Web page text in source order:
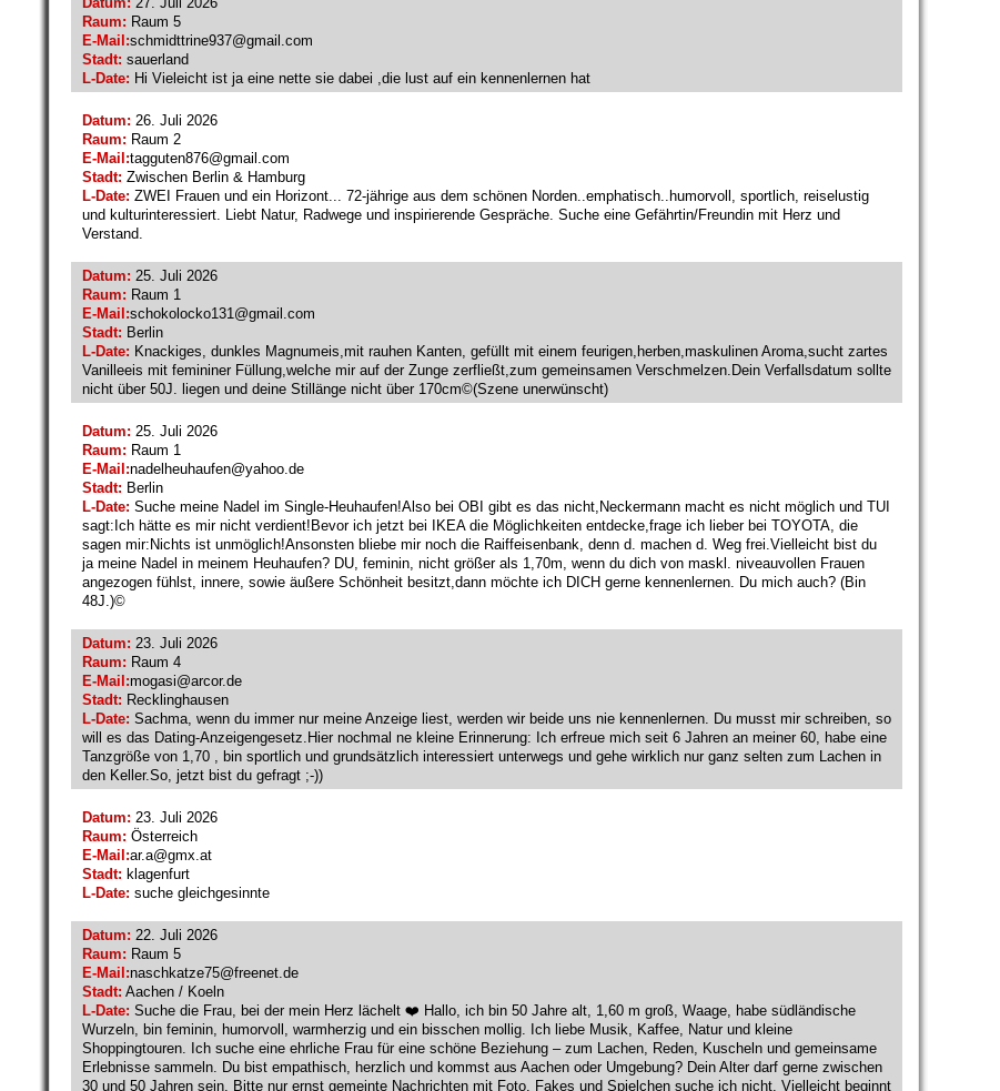
Raum: Raum 5
E-Mail:schmidttrine937@gmail.com
Stadt: sauerland
L-Date: Hi Vieleicht ist ja eine nette sie dabei ,die lust auf ein kennenlernen hat
Datum: 26. Juli 2026
Raum: Raum 2
E-Mail:tagguten876@gmail.com
Stadt: Zwischen Berlin & Hamburg
L-Date: ZWEI Frauen und ein Horizont... 72-jährige aus dem schönen Norden..emphatisch..humorvoll, sportlich, reiselustig
und kulturinteressiert. Liebt Natur, Radwege und inspirierende Gespräche. Suche eine Gefährtin/Freundin mit Herz und
Verstand.
Datum: 25. Juli 2026
Raum: Raum 1
E-Mail:schokolocko131@gmail.com
Stadt: Berlin
L-Date: Knackiges, dunkles Magnumeis,mit rauhen Kanten, gefüllt mit einem feurigen,herben,maskulinen Aroma,sucht zartes
Vanilleeis mit femininer Füllung,welche mir auf der Zunge zerfließt,zum gemeinsamen Verschmelzen.Dein Verfallsdatum sollte
nicht über 50J. liegen und deine Stillänge nicht über 170cm©(Szene unerwünscht)
Datum: 25. Juli 2026
Raum: Raum 1
E-Mail:nadelheuhaufen@yahoo.de
Stadt: Berlin
L-Date: Suche meine Nadel im Single-Heuhaufen!Also bei OBI gibt es das nicht,Neckermann macht es nicht möglich und TUI
sagt:Ich hätte es mir nicht verdient!Bevor ich jetzt bei IKEA die Möglichkeiten entdecke,frage ich lieber bei TOYOTA, die
sagen mir:Nichts ist unmöglich!Ansonsten bliebe mir noch die Raiffeisenbank, denn d. machen d. Weg frei.Vielleicht bist du
ja meine Nadel in meinem Heuhaufen? DU, feminin, nicht größer als 1,70m, wenn du dich von maskl. niveauvollen Frauen
angezogen fühlst, innere, sowie äußere Schönheit besitzt,dann möchte ich DICH gerne kennenlernen. Du mich auch? (Bin
48J.)©️
Datum: 23. Juli 2026
Raum: Raum 4
E-Mail:mogasi@arcor.de
Stadt: Recklinghausen
L-Date: Sachma, wenn du immer nur meine Anzeige liest, werden wir beide uns nie kennenlernen. Du musst mir schreiben, so
will es das Dating-Anzeigengesetz.Hier nochmal ne kleine Erinnerung: Ich erfreue mich seit 6 Jahren an meiner 60, habe eine
Tanzgröße von 1,70 , bin sportlich und grundsätzlich interessiert unterwegs und gehe wirklich nur ganz selten zum Lachen in
den Keller.So, jetzt bist du gefragt ;-))
Datum: 23. Juli 2026
Raum: Österreich
E-Mail:ar.a@gmx.at
Stadt: klagenfurt
L-Date: suche gleichgesinnte
Datum: 22. Juli 2026
Raum: Raum 5
E-Mail:naschkatze75@freenet.de
Stadt: Aachen / Koeln
L-Date: Suche die Frau, bei der mein Herz lächelt ❤️ Hallo, ich bin 50 Jahre alt, 1,60 m groß, Waage, habe südländische
Wurzeln, bin feminin, humorvoll, warmherzig und ein bisschen mollig. Ich liebe Musik, Kaffee, Natur und kleine
Shoppingtouren. Ich suche eine ehrliche Frau für eine schöne Beziehung – zum Lachen, Reden, Kuscheln und gemeinsame
Erlebnisse sammeln. Du bist empathisch, herzlich und kommst aus Aachen oder Umgebung? Dein Alter darf gerne zwischen
30 und 50 Jahren sein. Bitte nur ernst gemeinte Nachrichten mit Foto. Fakes und Spielchen suche ich nicht. Vielleicht beginnt